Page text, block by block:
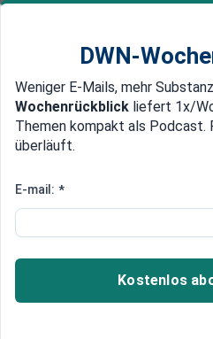
Newsticker MEIN DWN:
Edelmetalle DWN-
Konzernchefs
Migration
Die Vorstandschefs von
Siemens und Mercedes-
DWN-
Weniger E-Mails, mehr
Wochenrückblick liefert 1x/
Themen kompakt als Podcast.
überläuft.
E-mail: *
Kostenlos